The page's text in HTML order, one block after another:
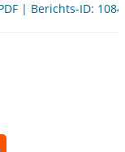
| Berichts-ID: